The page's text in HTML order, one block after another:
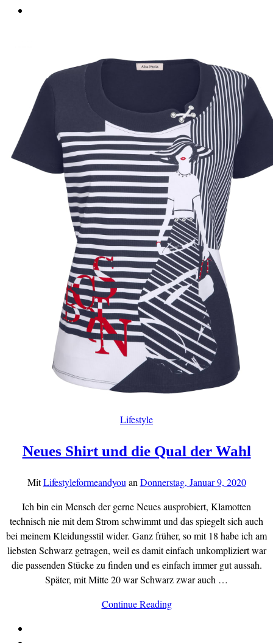
Lifestyle
Neues Shirt und die Qual der Wahl
MitLifestyleformeandyou an Donnerstag, Januar 9, 2020
Ich bin ein Mensch der gerne Neues ausprobiert, Klamotten
technisch nie mit dem Strom schwimmt und das spiegelt sich auch
bei meinem Kleidungsstil wider. Ganz früher, so mit 18 habe ich am
liebsten Schwarz getragen, weil es damit einfach unkompliziert war
die passenden Stücke zu finden und es einfach immer gut aussah.
Später, mit Mitte 20 war Schwarz zwar auch …
Continue Reading